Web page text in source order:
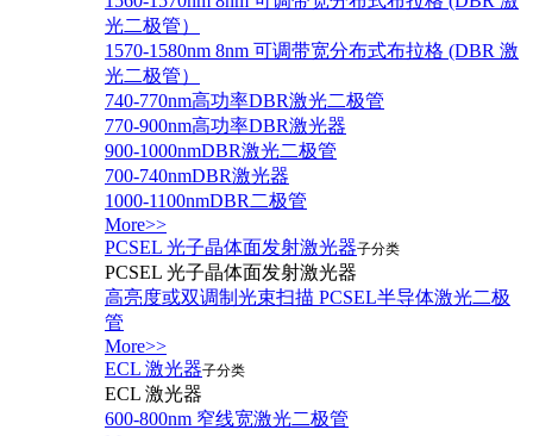
光二极管）
1570-1580nm 8nm 可调带宽分布式布拉格 (DBR 激
光二极管）
740-770nm高功率DBR激光二极管
770-900nm高功率DBR激光器
900-1000nmDBR激光二极管
700-740nmDBR激光器
1000-1100nmDBR二极管
More>>
PCSEL 光子晶体面发射激光器子分类
PCSEL 光子晶体面发射激光器
高亮度或双调制光束扫描 PCSEL半导体激光二极
管
More>>
ECL 激光器子分类
ECL 激光器
600-800nm 窄线宽激光二极管